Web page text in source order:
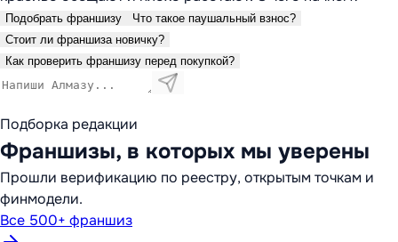
Подобрать франшизу
Что такое паушальный взнос?
Стоит ли франшиза новичку?
Как проверить франшизу перед покупкой?
Подборка редакции
Франшизы, в которых мы уверены
Прошли верификацию по реестру, открытым точкам и
финмодели.
Все 500+ франшиз